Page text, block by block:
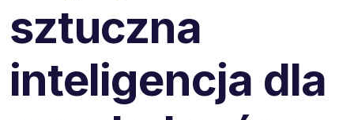
sztuczna
inteligencja dla